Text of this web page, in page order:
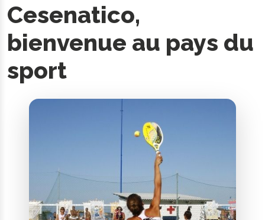
Cesenatico,
bienvenue au pays du
sport